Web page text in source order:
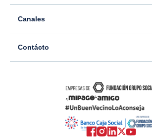
Información para inversionistas
Sala de prensa
Información adicional
Trabaje con nosotros
Transparencia y acceso a la información pública
Servicio - Atención al Consumidor financiero
Tutoriales canales digitales
Términos y condiciones de uso de internet
Canales
Ubíquenos
Directorios alternos
Contácto
Bogotá - Colombia
Resto del país: 01-8000-910038